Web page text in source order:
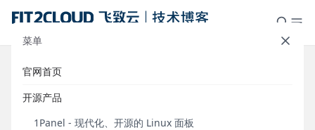
菜单
官网首页
开源产品
1Panel - 现代化、开源的 Linux 面板
新增Kubernetes版本管理、CIS安
全扫描等功能，KubeOperator